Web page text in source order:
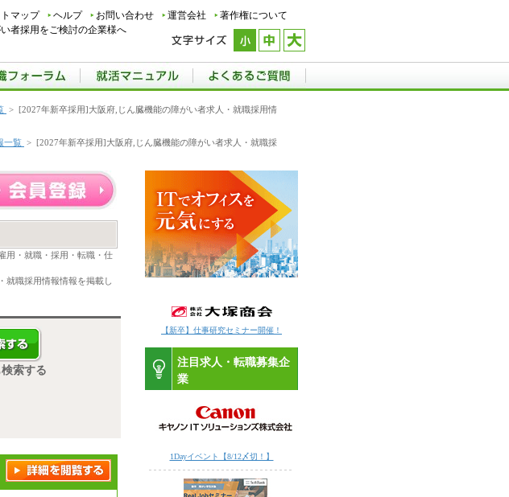
マップ ヘルプ お問い合わせ 運営会社
著作権について
者採用をご検討の企業様へ
> [2027年新卒採用]大阪府,じん臓機能の障がい者求人・就職採用情
一覧 > [2027年新卒採用]大阪府,じん臓機能の障がい者求人・就職採
用・就職・採用・転職・仕
就職採用情報情報を掲載し
索する
【新卒】仕事研究セミナー開催！
注目求人・転職募集企
業
1Dayイベント【8/12〆切！】